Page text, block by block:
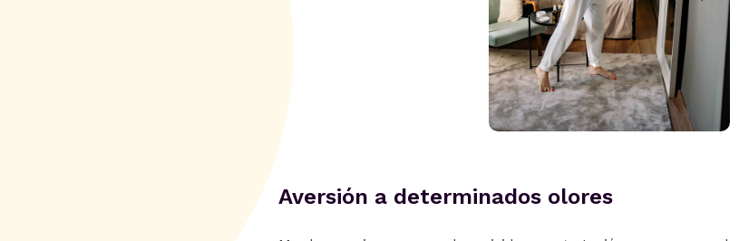
Aversión a determinados olores